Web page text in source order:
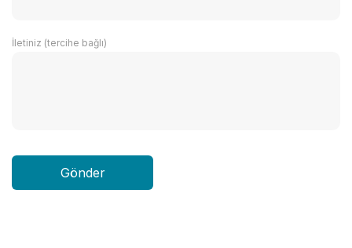
İletiniz (tercihe bağlı)